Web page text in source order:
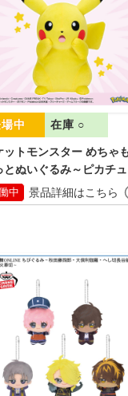
ットモンスター めちゃ
とぬいぐるみ～ピカチ
っくりver.
在庫 ○
中